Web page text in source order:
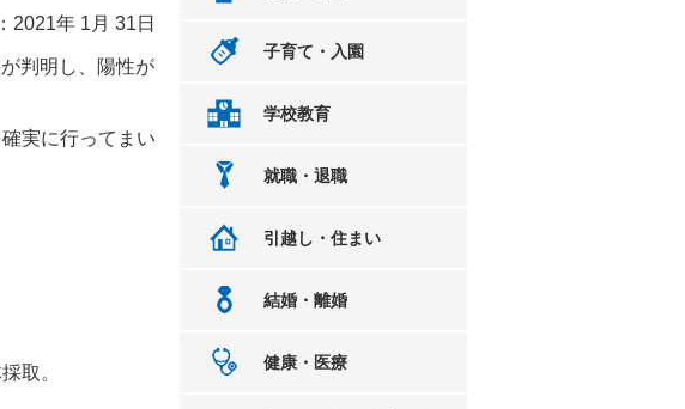
2021年 1月 31日
判明し、陽性が
実に行ってまい
取。
子育て・入園
学校教育
就職・退職
引越し・住まい
結婚・離婚
健康・医療